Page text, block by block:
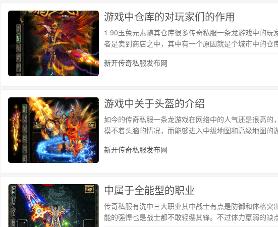
游戏中仓库的对玩家们的作用
1 90玉兔元素随其仓库很多传奇私服一条龙游戏中的
者是卖到商店之中，其中有一个原因就是个城市中的
新开传奇私服发布网
游戏中关于头盔的介绍
如今的传奇私服一条龙游戏在网络中的人气还是很高
摸不着头脑的情况，而能够进入中级地图和高级地图
新开传奇私服发布网
中属于全能型的职业
传奇私服有洗中三大职业其中战士有点是防御和体格
能的强悍也是战士都不敢轻缨其锋。不过体力羸弱的